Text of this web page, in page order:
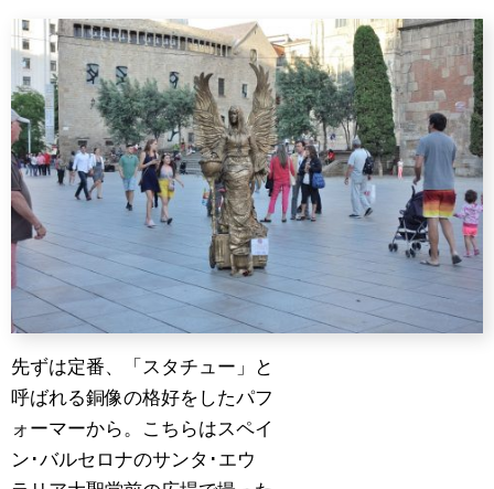
先ずは定番、「スタチュー」と
呼ばれる銅像の格好をしたパフ
ォーマーから。こちらはスペイ
ン･バルセロナのサンタ･エウ